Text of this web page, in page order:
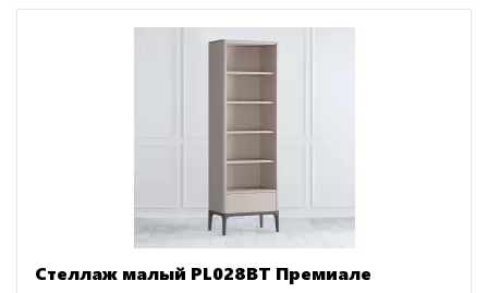
Стеллаж малый PL028BT Премиале